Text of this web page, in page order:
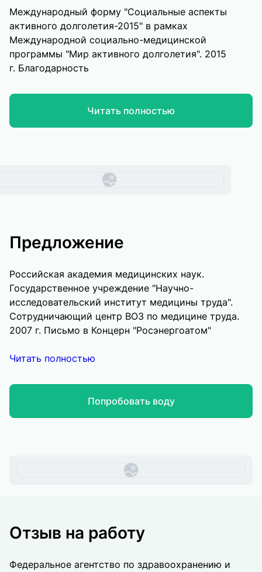
Международный форму "Социальные аспекты
активного долголетия-2015" в рамках
Международной социально-медицинской
программы "Мир активного долголетия". 2015
г. Благодарность
Читать полностью
Предложение
Российская академия медицинских наук.
Государственное учреждение "Научно-
исследовательский институт медицины труда".
Сотрудничающий центр ВОЗ по медицине труда.
2007 г. Письмо в Концерн "Росэнергоатом"
Читать полностью
Попробовать воду
Отзыв на работу
Федеральное агентство по здравоохранению и